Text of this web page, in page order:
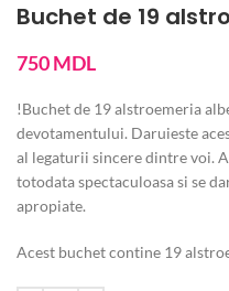
Buchet de 19
750MDL
!Buchet de 19 alstroemeria
devotamentului. Daruieste
al legaturii sincere dintre voi.
totodata spectaculoasa si se
apropiate.
Acest buchet contine 19